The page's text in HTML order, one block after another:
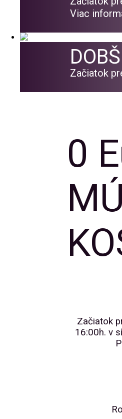
Viac
Začiatok
0
Začiatok
16:00h. v